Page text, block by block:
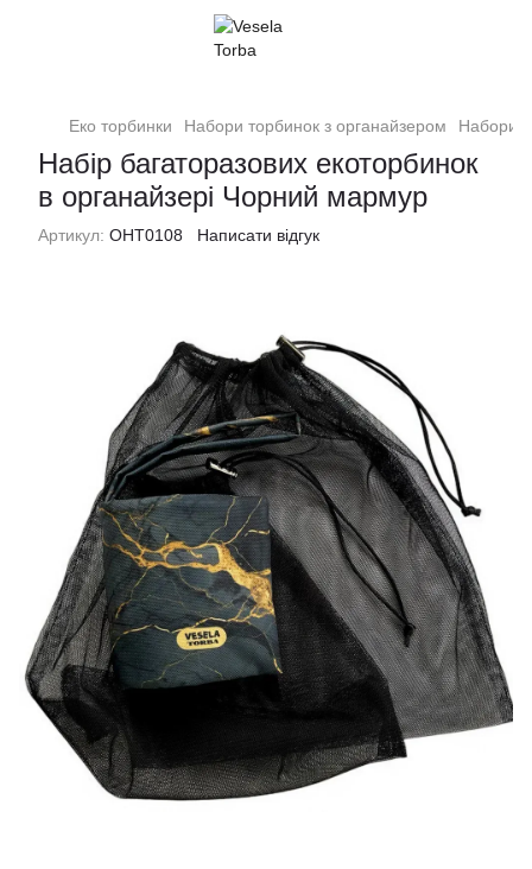
Еко торбинки Набори торбинок з органайзером Набори
Набір багаторазових екоторбинок
в органайзері Чорний мармур
Артикул: ОНТ0108 Написати відгук